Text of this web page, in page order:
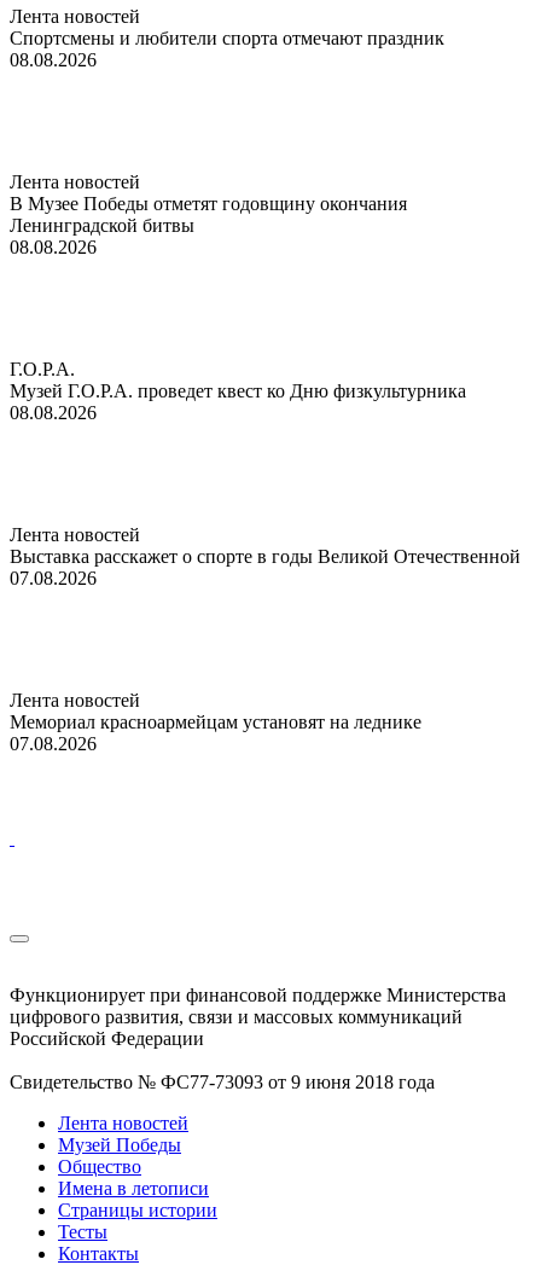
Лента новостей
Спортсмены и любители спорта отмечают праздник
08.08.2026
Лента новостей
В Музее Победы отметят годовщину окончания
Ленинградской битвы
08.08.2026
Г.О.Р.А.
Музей Г.О.Р.А. проведет квест ко Дню физкультурника
08.08.2026
Лента новостей
Выставка расскажет о спорте в годы Великой Отечественной
07.08.2026
Лента новостей
Мемориал красноармейцам установят на леднике
07.08.2026
Функционирует при финансовой поддержке Министерства
цифрового развития, связи и массовых коммуникаций
Российской Федерации
Свидетельство № ФС77-73093 от 9 июня 2018 года
Лента новостей
Музей Победы
Общество
Имена в летописи
Страницы истории
Тесты
Контакты